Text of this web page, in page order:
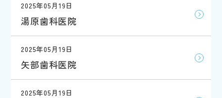
2025年05月19日
湯原歯科医院
2025年05月19日
矢部歯科医院
2025年05月19日